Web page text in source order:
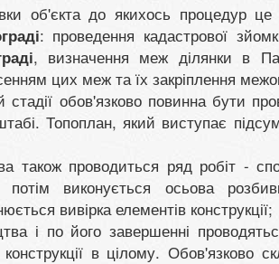
об'єкта до якихось процедур
: проведення кадастрової
, визначення меж ділянки в
цих меж та їх закріплення
стадії обов'язково повинна бути
Топоплан, який виступає
також проводиться ряд робіт -
потім виконується осьова
вивірка елементів конструкції;
і по його завершенні
конструкції в цілому. Обов'язково